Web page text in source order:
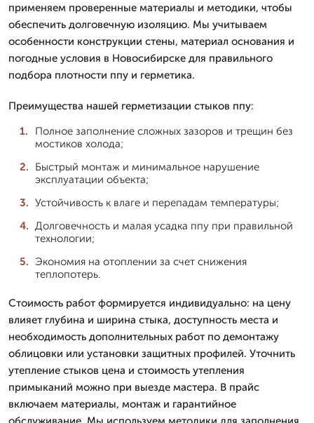
применяем проверенные материалы и методики, чтобы
обеспечить долговечную изоляцию. Мы учитываем
особенности конструкции стены, материал основания и
погодные условия в Новосибирске для правильного
подбора плотности ппу и герметика.
Преимущества нашей герметизации стыков ппу:
Полное заполнение сложных зазоров и трещин без
мостиков холода;
Быстрый монтаж и минимальное нарушение
эксплуатации объекта;
Устойчивость к влаге и перепадам температуры;
Долговечность и малая усадка ппу при правильной
технологии;
Экономия на отоплении за счет снижения
теплопотерь.
Стоимость работ формируется индивидуально: на цену
влияет глубина и ширина стыка, доступность места и
необходимость дополнительных работ по демонтажу
облицовки или установки защитных профилей. Уточнить
утепление стыков цена и стоимость утепления
примыканий можно при выезде мастера. В прайс
включаем материалы, монтаж и гарантийное